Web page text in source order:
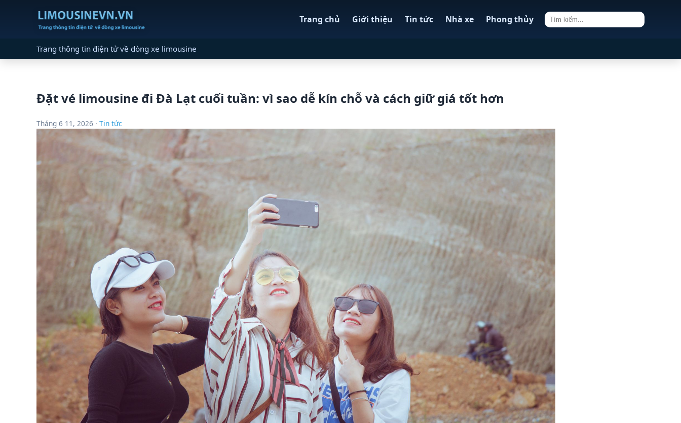
Trang chủ Giới thiệu Tin tức Nhà xe Phong thủy
Trang thông tin điện tử về dòng xe limousine
Đặt vé limousine đi Đà Lạt cuối tuần: vì sao dễ kín chỗ và cách giữ giá tốt hơn
Tháng 6 11, 2026 · Tin tức